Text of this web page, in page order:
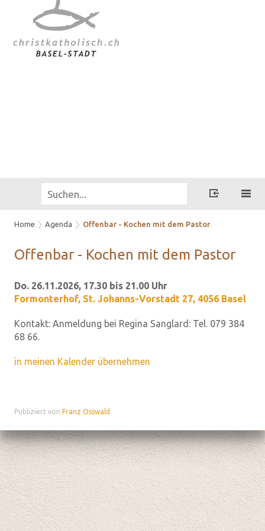
Home Agenda Offenbar - Kochen mit dem Pastor
Of­fen­bar - Ko­chen mit dem Pas­tor
Do. 26.11.2026, 17.30 bis 21.00 Uhr
Formonterhof, St. Johanns-Vorstadt 27, 4056 Basel
Kontakt: Anmeldung bei Regina Sanglard: Tel. 079 384
68 66.
in meinen Kalender übernehmen
Publiziert von Franz Osswald